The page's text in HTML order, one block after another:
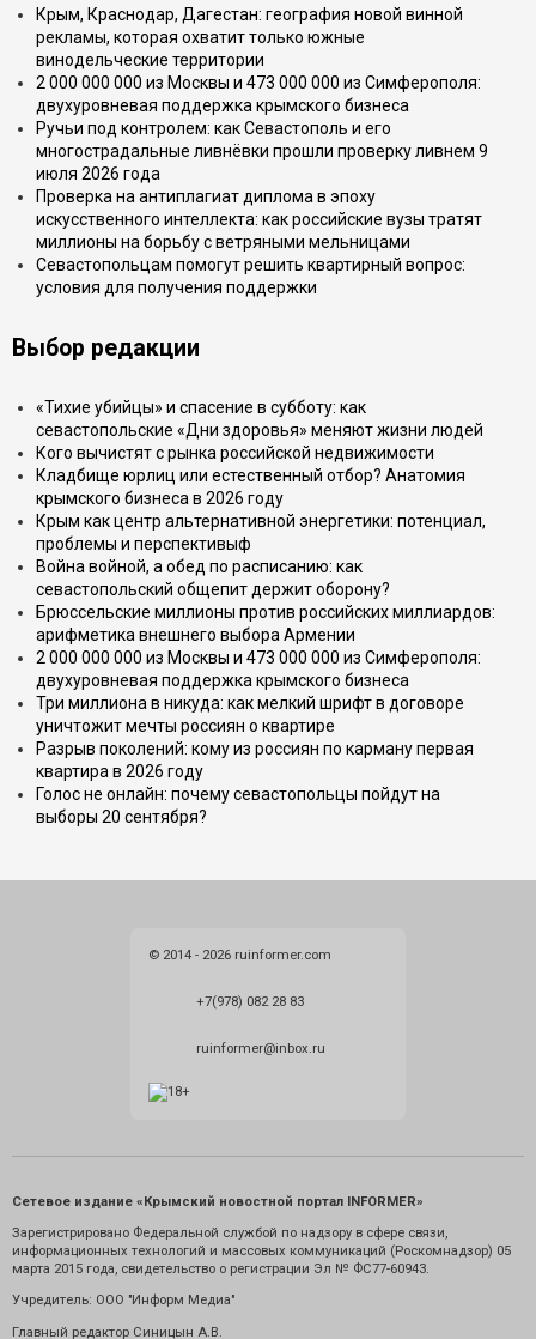
Крым, Краснодар, Дагестан: география новой винной
рекламы, которая охватит только южные
винодельческие территории
2 000 000 000 из Москвы и 473 000 000 из Симферополя:
двухуровневая поддержка крымского бизнеса
Ручьи под контролем: как Севастополь и его
многострадальные ливнёвки прошли проверку ливнем 9
июля 2026 года
Проверка на антиплагиат диплома в эпоху
искусственного интеллекта: как российские вузы тратят
миллионы на борьбу с ветряными мельницами
Севастопольцам помогут решить квартирный вопрос:
условия для получения поддержки
Выбор редакции
«Тихие убийцы» и спасение в субботу: как
севастопольские «Дни здоровья» меняют жизни людей
Кого вычистят с рынка российской недвижимости
Кладбище юрлиц или естественный отбор? Анатомия
крымского бизнеса в 2026 году
Крым как центр альтернативной энергетики: потенциал,
проблемы и перспективыф
Война войной, а обед по расписанию: как
севастопольский общепит держит оборону?
Брюссельские миллионы против российских миллиардов:
арифметика внешнего выбора Армении
2 000 000 000 из Москвы и 473 000 000 из Симферополя:
двухуровневая поддержка крымского бизнеса
Три миллиона в никуда: как мелкий шрифт в договоре
уничтожит мечты россиян о квартире
Разрыв поколений: кому из россиян по карману первая
квартира в 2026 году
Голос не онлайн: почему севастопольцы пойдут на
выборы 20 сентября?
© 2014 - 2026 ruinformer.com
+7(978) 082 28 83
ruinformer@inbox.ru
Сетевое издание «Крымский новостной портал INFORMER»
Зарегистрировано Федеральной службой по надзору в сфере связи,
информационных технологий и массовых коммуникаций (Роскомнадзор) 05
марта 2015 года, свидетельство о регистрации Эл № ФС77-60943.
Учредитель: ООО "Информ Медиа"
Главный редактор Синицын А.В.